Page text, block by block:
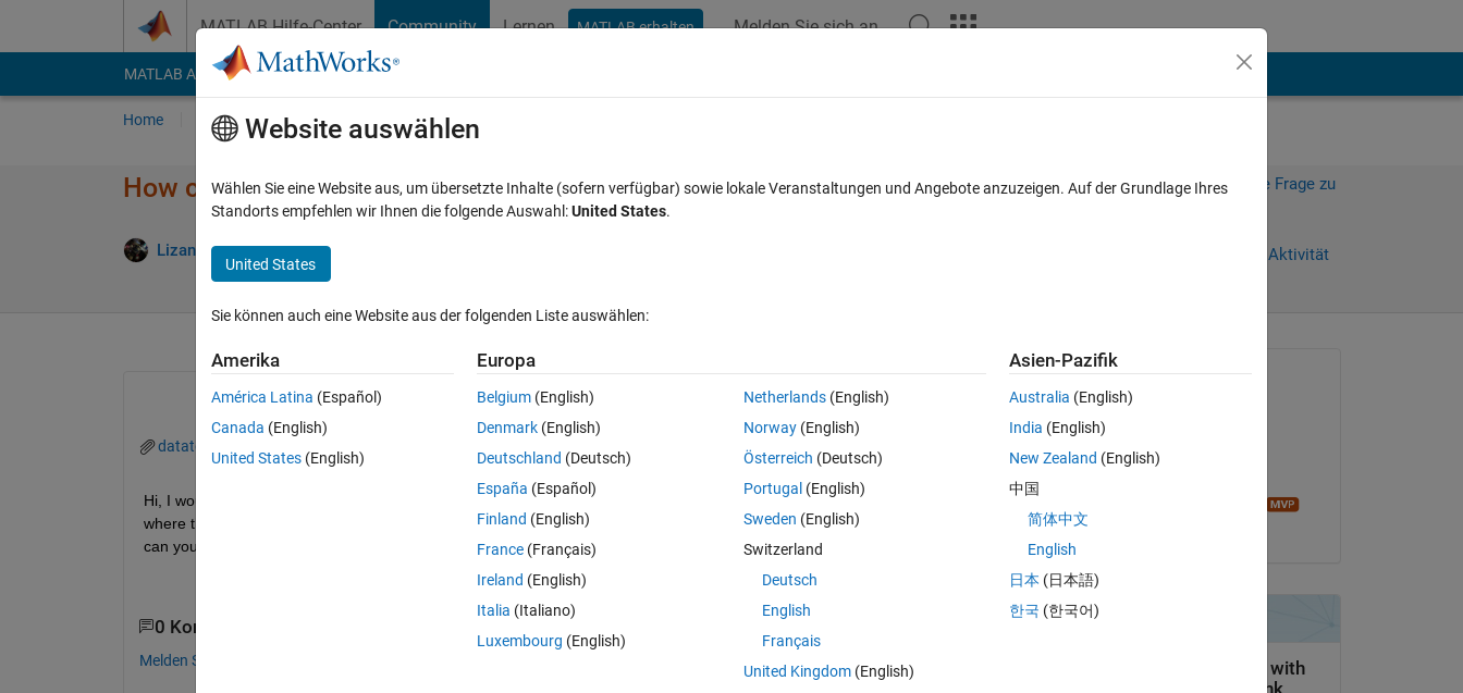
MATLAB Hilfe-Center Community Lernen MATLAB erhalten Melden Sie sich an
MATLAB Answers File Exchange Cody
Home Fragen Antworten Durchsuchen
How can I flip the top area of the peak that is going down?
Lizan 5 Mai 2015
Melden Sie sich an, um diese Frage zu
Anmelden, um Aktivität
0 Stimmen
datatobeflipped.mat
Hi, I would like to flip the part of the peak that goes gown so its pointed upward. I want there to be a space between the data
where the top-points are to mark that this was the end-points and that the top peak goes upward instead of downward.. how
can you do this?
0 Kommentare
Melden Sie sich an, um zu kommentieren.
Lizan
am 5 Mai 2015
am 5 Mai 2015
Website auswählen
Wählen Sie eine Website aus, um übersetzte Inhalte (sofern verfügbar) sowie lokale Veranstaltungen und Angebote anzuzeigen. Auf der Grundlage Ihres
Standorts empfehlen wir Ihnen die folgende Auswahl:United States.
United States
Sie können auch eine Website aus der folgenden Liste auswählen:
Amerika
América Latina (Español)
Canada (English)
United States (English)
Europa
Belgium (English)
Denmark (English)
Deutschland (Deutsch)
España (Español)
Finland (English)
France (Français)
Ireland (English)
Italia (Italiano)
Luxembourg (English)
Netherlands(English)
Norway(English)
Österreich (Deutsch)
Portugal (English)
Sweden (English)
Switzerland
Deutsch
English
Français
United Kingdom(English)
Asien-Pazifik
Australia (English)
India (English)
New Zealand (English)
中国
简体中文
English
日本 (日本語)
한국 (한국어)